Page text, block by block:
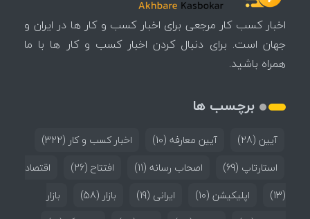
اخبار کسب کار مرجعی برای اخبار کسب و کار ها در ایران و
جهان است. برای دنبال کردن اخبار کسب و کار ها با ما
همراه باشید.
برچسب ها
آیین (28) آیین معارفه (10) اخبار کسب و کار (322)
استارتاپ (69) اصحاب رسانه (11) افتتاح (26)
اقتصاد
(13)
اپلیکیشن (10) ایرانی (19) بازار (58)
بازار